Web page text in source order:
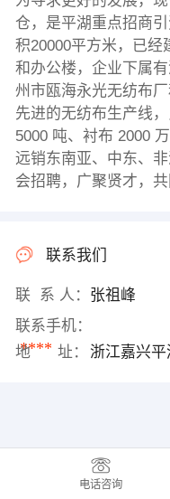
仓，是平湖重点招商
积20000平方米，已经
和办公楼，企业下属
州市瓯海永光无纺布
先进的无纺布生产线
5000 吨、衬布 2000
远销东南亚、中东、
会招聘，广聚贤才，共
联系我们
联 系 人： 张祖峰
联系手机：
****
地 址： 浙江嘉兴
电话咨询